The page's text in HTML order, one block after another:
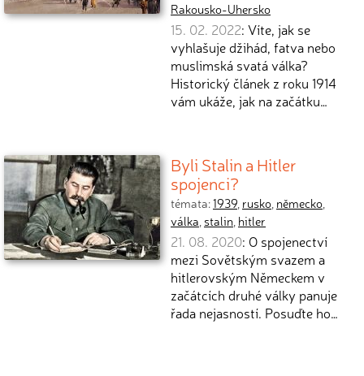
Rakousko-Uhersko
15. 02. 2022: Víte, jak se
vyhlašuje džihád, fatva nebo
muslimská svatá válka?
Historický článek z roku 1914
vám ukáže, jak na začátku…
Byli Stalin a Hitler
spojenci?
témata:1939, rusko, německo,
válka, stalin, hitler
21. 08. 2020: O spojenectví
mezi Sovětským svazem a
hitlerovským Německem v
začátcích druhé války panuje
řada nejasností. Posuďte ho…